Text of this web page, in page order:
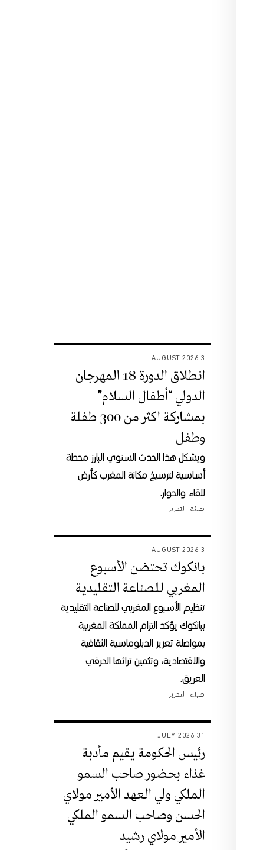
3 AUGUST 2026
انطلاق الدورة 18 المهرجان
الدولي “أطفال السلام”
بمشاركة اكثر من 300 طفلة
وطفل
ويشكل هذا الحدث السنوي البارز محطة
أساسية لترسيخ مكانة المغرب كأرض
للقاء والحوار.
هيئة التحرير
3 AUGUST 2026
بانكوك تحتضن الأسبوع
المغربي للصناعة التقليدية
تنظيم الأسبوع المغربي للصناعة التقليدية
ببانكوك يؤكد التزام المملكة المغربية
بمواصلة تعزيز الدبلوماسية الثقافية
والاقتصادية، وتثمين تراثها الحرفي
العريق.
هيئة التحرير
31 JULY 2026
رئيس الحكومة يقيم مأدبة
غذاء بحضور صاحب السمو
الملكي ولي العهد الأمير مولاي
الحسن وصاحب السمو الملكي
الأمير مولاي رشيد